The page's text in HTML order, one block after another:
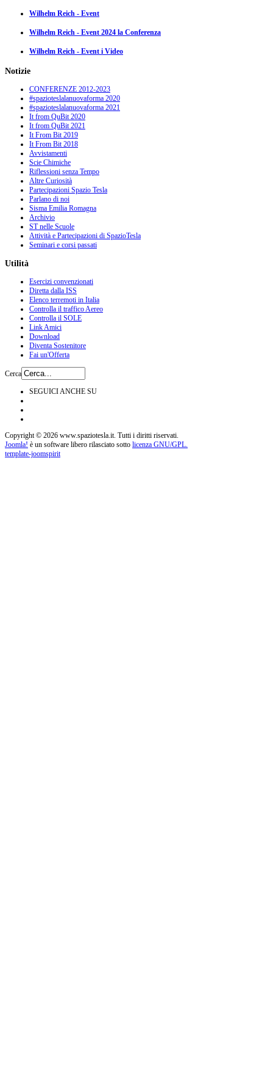
Wilhelm Reich - Event
Wilhelm Reich - Event 2024 la Conferenza
Wilhelm Reich - Event i Video
Notizie
CONFERENZE 2012-2023
#spazioteslalanuovaforma 2020
#spazioteslalanuovaforma 2021
It from QuBit 2020
It from QuBit 2021
It From Bit 2019
It From Bit 2018
Avvistamenti
Scie Chimiche
Riflessioni senza Tempo
Altre Curiosità
Partecipazioni Spazio Tesla
Parlano di noi
Sisma Emilia Romagna
Archivio
ST nelle Scuole
Attività e Partecipazioni di SpazioTesla
Seminari e corsi passati
Utilità
Esercizi convenzionati
Diretta dalla ISS
Elenco terremoti in Italia
Controlla il traffico Aereo
Controlla il SOLE
Link Amici
Download
Diventa Sostenitore
Fai un'Offerta
Cerca
SEGUICI ANCHE SU
Copyright © 2026 www.spaziotesla.it. Tutti i diritti riservati.
Joomla! è un software libero rilasciato sotto licenza GNU/GPL.
template-joomspirit